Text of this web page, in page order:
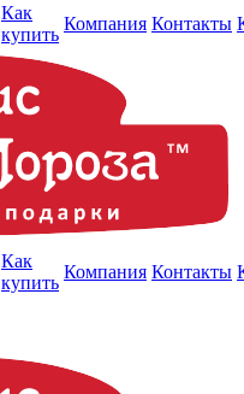
Как
купить
Компания Контакты
Как
купить
Компания Контакты